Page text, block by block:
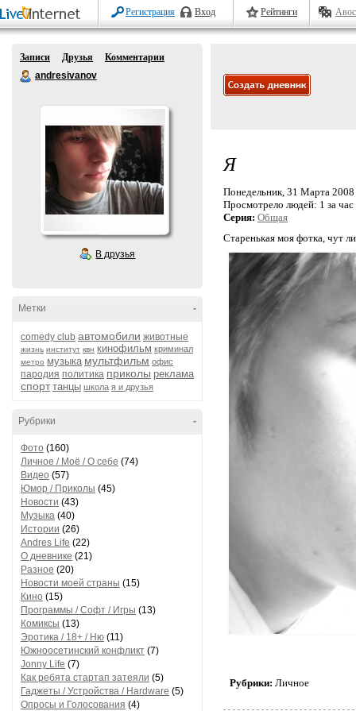
Регистрация Вход Рейтинги
Записи Друзья
Комментарии
andresivanov
В друзья
-
Метки
comedy club автомобили животные
жизнь институт квн кинофильм криминал
метро музыка мультфильм офис
пародия политика приколы реклама
спорт танцы школа я и друзья
-
Рубрики
Фото (160)
Личное / Моё / О себе (74)
Видео (57)
Юмор / Приколы (45)
Новости (43)
Музыка (40)
Истории (26)
Andres Life (22)
О дневнике (21)
Разное (20)
Новости моей страны (15)
Кино (15)
Программы / Софт / Игры (13)
Комиксы (13)
Эротика / 18+ / Ню (11)
Южноосетинский конфликт (7)
Jonny Life (7)
Как ребята стартап затеяли (5)
Гаджеты / Устройства / Hardware (5)
Опросы и Голосования (4)
Я
Понедельник, 31 Марта 2008
Просмотрело людей: 1 за
Серия: Общая
Старенькая моя фотка, чут
Рубрики: Личное